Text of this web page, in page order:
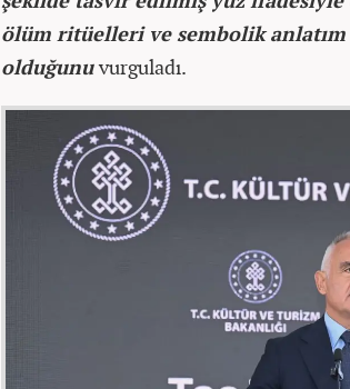
ölüm ritüelleri ve sembolik anlatım
olduğunuvurguladı.